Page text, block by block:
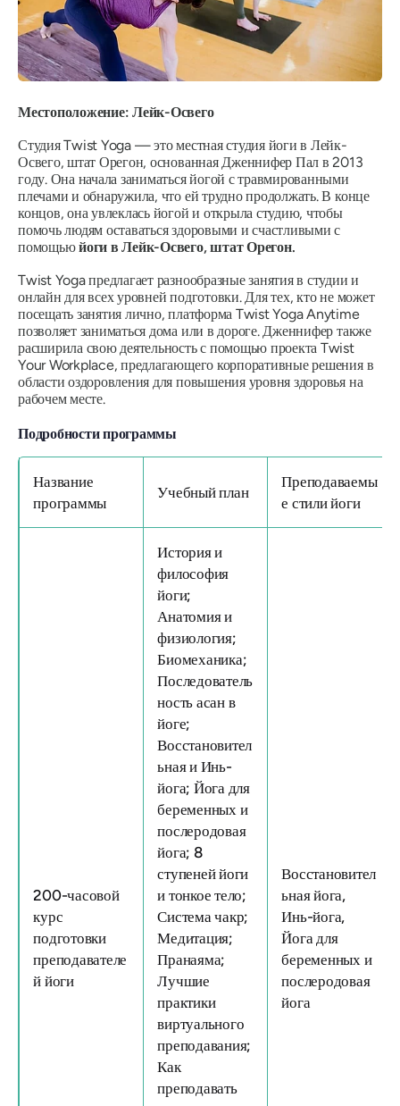
Местоположение: Лейк-Освего
Студия Twist Yoga — это местная студия йоги в Лейк-
Освего, штат Орегон, основанная Дженнифер Пал в 2013
году. Она начала заниматься йогой с травмированными
плечами и обнаружила, что ей трудно продолжать. В конце
концов, она увлеклась йогой и открыла студию, чтобы
помочь людям оставаться здоровыми и счастливыми с
помощьюйоги в Лейк-Освего, штат Орегон.
Twist Yoga предлагает разнообразные занятия в студии и
онлайн для всех уровней подготовки. Для тех, кто не может
посещать занятия лично, платформа Twist Yoga Anytime
позволяет заниматься дома или в дороге. Дженнифер также
расширила свою деятельность с помощью проекта Twist
Your Workplace, предлагающего корпоративные решения в
области оздоровления для повышения уровня здоровья на
рабочем месте.
Подробности программы
Название
программы
Учебный план
Преподаваемы
е стили йоги
200-часовой
курс
подготовки
преподавателе
й йоги
История и
философия
йоги;
Анатомия и
физиология;
Биомеханика;
Последователь
ность асан в
йоге;
Восстановител
ьная и Инь-
йога; Йога для
беременных и
послеродовая
йога; 8
ступеней йоги
и тонкое тело;
Система чакр;
Медитация;
Пранаяма;
Лучшие
практики
виртуального
преподавания;
Как
преподавать
Восстановител
ьная йога,
Инь-йога,
Йога для
беременных и
послеродовая
йога